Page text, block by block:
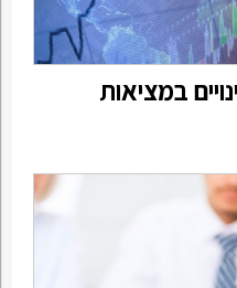
במציאות